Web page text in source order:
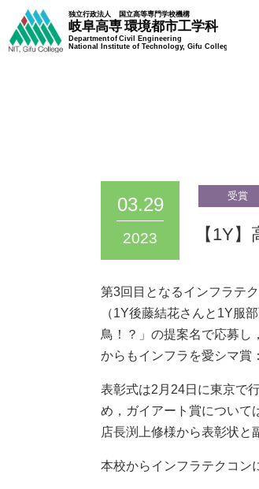
03.29
2023 【1Y
第3回目となるインフラテ
（1Y後藤結花さんと1Y服
鳥！？」の提案名で応募し
からもインフラを愛シマ賞
表彰式は2月24日に東京で
め，ガイアート賞について
店長渕上修様から表彰状と
本校からインフラテクコン